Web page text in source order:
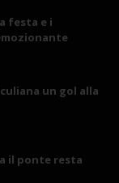
festa e i
un gol alla
il ponte resta